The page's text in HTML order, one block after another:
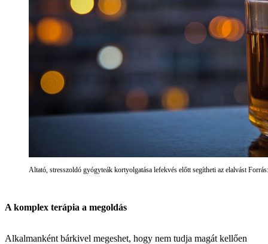
Altató, stresszoldó gyógyteák kortyolgatása lefekvés előtt segítheti az elalvást
A komplex terápia a megoldás
Alkalmanként bárkivel megeshet, hogy nem tudja magát kellően